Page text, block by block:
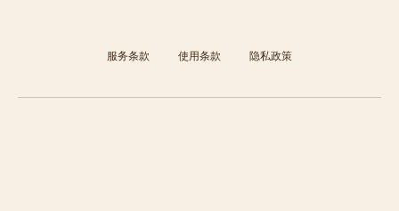
服务条款 使用条款 隐私政策